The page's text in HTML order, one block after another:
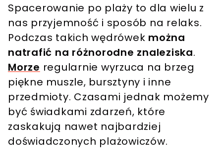
Spacerowanie po plaży to dla wielu z
nas przyjemność i sposób na relaks.
Podczas takich wędrówek można
natrafić na różnorodne znaleziska.
Morze regularnie wyrzuca na brzeg
piękne muszle, bursztyny i inne
przedmioty. Czasami jednak możemy
być świadkami zdarzeń, które
zaskakują nawet najbardziej
doświadczonych plażowiczów.